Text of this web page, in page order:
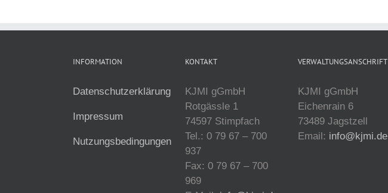
INFORMATION
Datenschutzerklärung
Impressum
Nutzungsbedingungen
KONTAKT
KJMI gGmbH
Rotgässle 1
74597 Stimpfach
Tel.: 0 79 67 – 700
937
Fax: 0 79 67 – 700
969
VERWALTUNGSANSCHRIFT
KJMI gGmbH
Eichenrain 6
73489 Jagstzell
Email: info@kjmi.de